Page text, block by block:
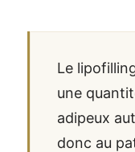
Le
une
adipeux
donc au